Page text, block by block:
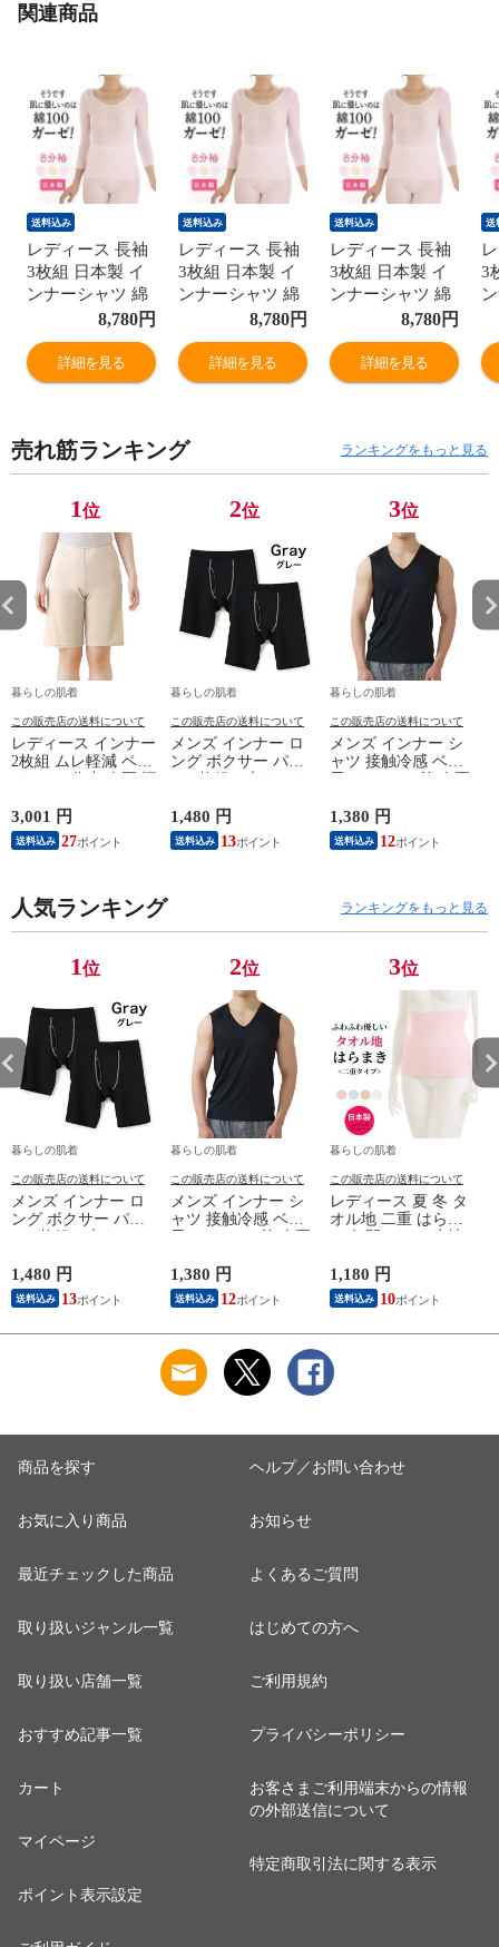
関連商品
送料込み
レディース 長袖
3枚組 日本製 イ
ンナーシャツ 綿
100% 8分袖 レー
ス付き 綿ガーゼ
国産 婦人 肌着
G5014B-RT
8,780円
詳細を見る
送料込み
レディース 長袖
3枚組 日本製 イ
ンナーシャツ 綿
100% 8分袖 レー
ス付き 綿ガーゼ
国産 婦人 肌着
G5014B-RT
8,780円
詳細を見る
送料込み
レディース 長袖
3枚組 日本製 イ
ンナーシャツ 綿
100% 8分袖 レー
ス付き 綿ガーゼ
国産 婦人 肌着
G5014B-RT
8,780円
詳細を見る
送
3
売れ筋ランキング ランキングをもっと見る
1位
暮らしの肌着
この販売店の送料について
レディース インナー
2枚組 ムレ軽減 ペチ
ス ペチコート 速乾
さらさら ハーフパン
ツ インナーパンツ
対策 女性 肌着 婦人
下着 L9927L-E 涼し
3,001 円
送料込み 27
2位
暮らしの肌着
この販売店の送料について
メンズ インナー ロ
ング ボクサー パン
下着 スポーツ カラ
ーステッチ 同色 2枚
セット 前開き 肌着
1,480 円
送料込み 13
3位
暮らしの肌着
この販売店の送料について
メンズ インナー シ
ャツ 接触冷感 ベア
肌着 紳士 下着 ノー
スリーブ サーフ 袖
なし L1282L-E 涼し
1,380 円
送料込み 12
人気ランキング ランキングをもっと見る
1位
暮らしの肌着
この販売店の送料について
メンズ インナー ロ
ング ボクサー パン
下着 スポーツ カラ
ーステッチ 同色 2枚
セット 前開き 肌着
1,480 円
送料込み 13
2位
暮らしの肌着
この販売店の送料について
メンズ インナー シ
ャツ 接触冷感 ベア
肌着 紳士 下着 ノー
スリーブ サーフ 袖
なし L1282L-E 涼し
1,380 円
送料込み 12
3位
暮らしの肌着
この販売店の送料について
レディース 夏 冬 タ
オル地 二重 はらま
温かい 冷房 対策 二
つ折り 腹巻 腹巻き
女性 婦人 下着 肌着
ワイト/ピンク/ライ
トブルー/ベージュ
1,180 円
送料込み 10
商品を探す
お気に入り商品
最近チェックした商品
取り扱いジャンル一覧
取り扱い店舗一覧
おすすめ記事一覧
カート
マイページ
ポイント表示設定
ヘルプ／お問い合わせ
お知らせ
よくあるご質問
はじめての方へ
ご利用規約
プライバシーポリシー
お客さまご利用端末からの情報
の外部送信について
特定商取引法に関する表示